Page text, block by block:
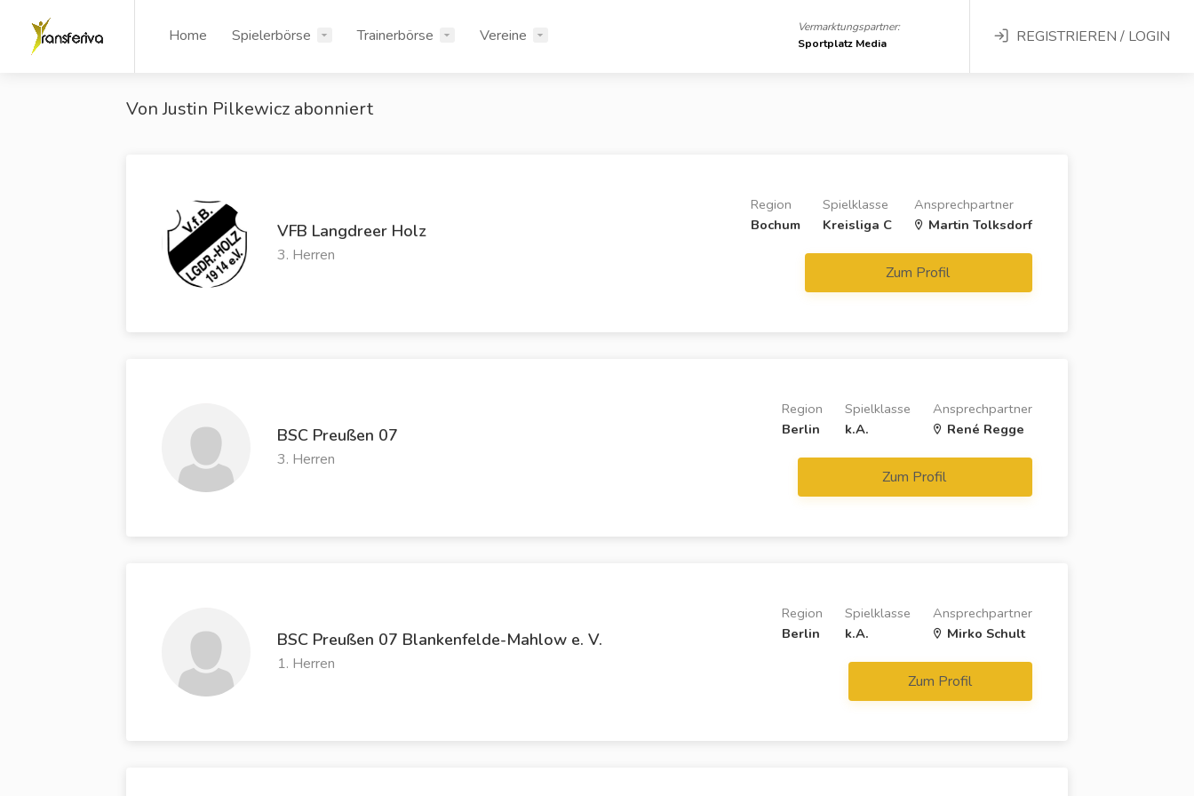
Home Spielerbörse Trainerbörse Vereine
Vermarktungspartner:
Sportplatz Media
REGISTRIEREN / LOGIN
Von Justin Pilkewicz abonniert
VFB Langdreer Holz
3. Herren
Ansprechpartner
Martin Tolksdorf
Spielklasse
Kreisliga C
Region
Bochum
Zum Profil
BSC Preußen 07
3. Herren
Ansprechpartner
René Regge
Spielklasse
k.A.
Region
Berlin
Zum Profil
BSC Preußen 07 Blankenfelde-Mahlow e. V.
1. Herren
Ansprechpartner
Mirko Schult
Spielklasse
k.A.
Region
Berlin
Zum Profil